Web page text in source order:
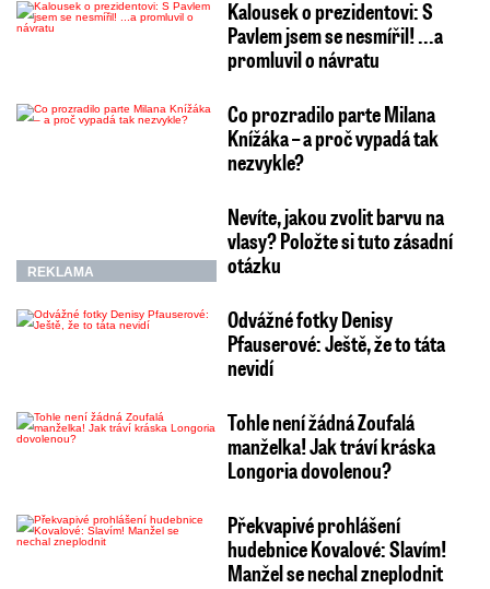
Kalousek o prezidentovi: S
Pavlem jsem se nesmířil! ...a
promluvil o návratu
Co prozradilo parte Milana
Knížáka – a proč vypadá tak
nezvykle?
REKLAMA
Nevíte, jakou zvolit barvu na
vlasy? Položte si tuto zásadní
otázku
Odvážné fotky Denisy
Pfauserové: Ještě, že to táta
nevidí
Tohle není žádná Zoufalá
manželka! Jak tráví kráska
Longoria dovolenou?
Překvapivé prohlášení
hudebnice Kovalové: Slavím!
Manžel se nechal zneplodnit